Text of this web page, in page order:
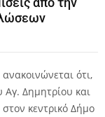
ότι,
Δημητρίου και
κεντρικό Δήμο